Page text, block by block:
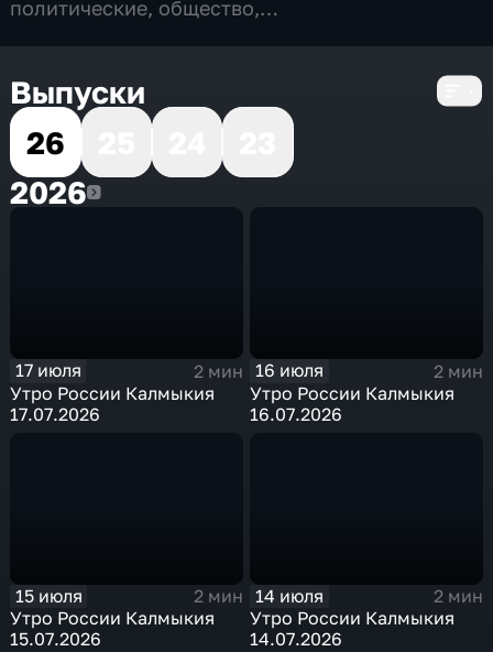
политические, общество,
Выпуски
26
20262026
17 июля
2 мин
Утро России Калмыкия
17.07.2026
16 июля
2 мин
Утро России Калмыкия
16.07.2026
15 июля
2 мин
Утро России Калмыкия
15.07.2026
14 июля
2 мин
Утро России Калмыкия
14.07.2026